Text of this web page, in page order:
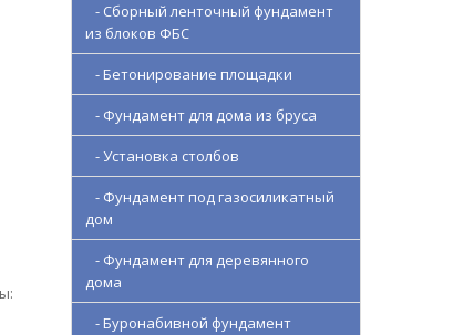
- Сборный ленточный фундамент
из блоков ФБС
- Бетонирование площадки
- Фундамент для дома из бруса
- Установка столбов
- Фундамент под газосиликатный
дом
- Фундамент для деревянного
дома
- Буронабивной фундамент